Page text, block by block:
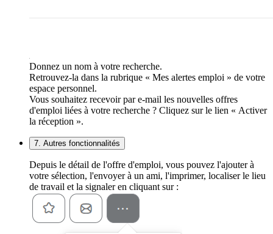
Donnez un nom à votre recherche.
Retrouvez-la dans la rubrique « Mes alertes emploi » de votre
espace personnel.
Vous souhaitez recevoir par e-mail les nouvelles offres
d'emploi liées à votre recherche ? Cliquez sur le lien « Activer
la réception ».
7. Autres fonctionnalités
Depuis le détail de l'offre d'emploi, vous pouvez l'ajouter à
votre sélection, l'envoyer à un ami, l'imprimer, localiser le lieu
de travail et la signaler en cliquant sur :